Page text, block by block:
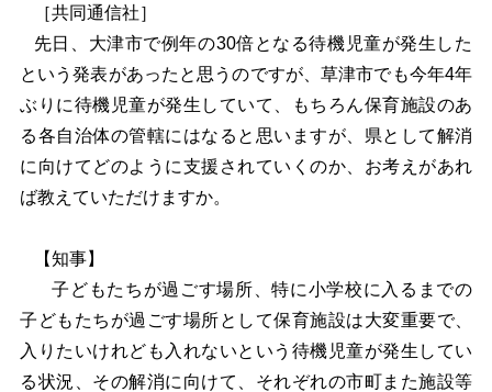
［共同通信社］
先日、大津市で例年の30倍となる待機児童が発生した
という発表があったと思うのですが、草津市でも今年4年
ぶりに待機児童が発生していて、もちろん保育施設のあ
る各自治体の管轄にはなると思いますが、県として解消
に向けてどのように支援されていくのか、お考えがあれ
ば教えていただけますか。
【知事】
子どもたちが過ごす場所、特に小学校に入るまでの
子どもたちが過ごす場所として保育施設は大変重要で、
入りたいけれども入れないという待機児童が発生してい
る状況、その解消に向けて、それぞれの市町また施設等